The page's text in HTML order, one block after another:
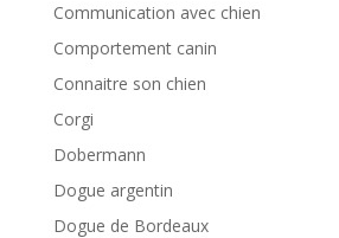
Communication avec chien
Comportement canin
Connaitre son chien
Corgi
Dobermann
Dogue argentin
Dogue de Bordeaux